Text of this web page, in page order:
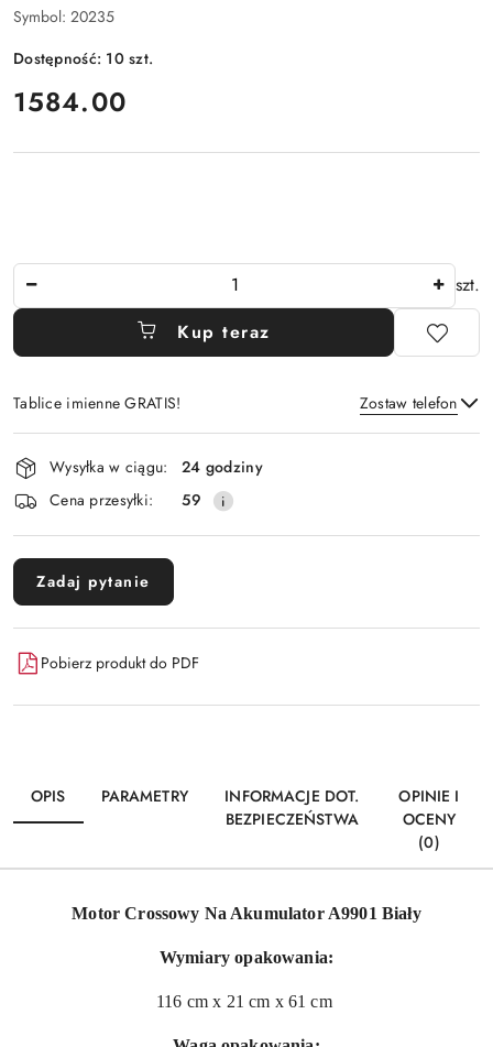
Symbol: 20235
Dostępność: 10szt.
cena:
1584.00
szt.
Kup teraz
Tablice imienne GRATIS! Zostaw telefon
Wyślij
Dostępność
i
dostawa
Wysyłka w ciągu:
24 godziny
Cena przesyłki:
59
Zadaj pytanie
Pobierz produkt do PDF
OPIS PARAMETRY
INFORMACJE DOT.
BEZPIECZEŃSTWA
OPINIE I
OCENY
(0)
Motor Crossowy Na Akumulator A9901 Biały
Wymiary opakowania:
116 cm x 21 cm x 61 cm